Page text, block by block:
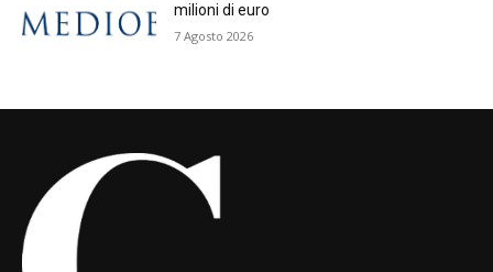
milioni di euro
7 Agosto 2026